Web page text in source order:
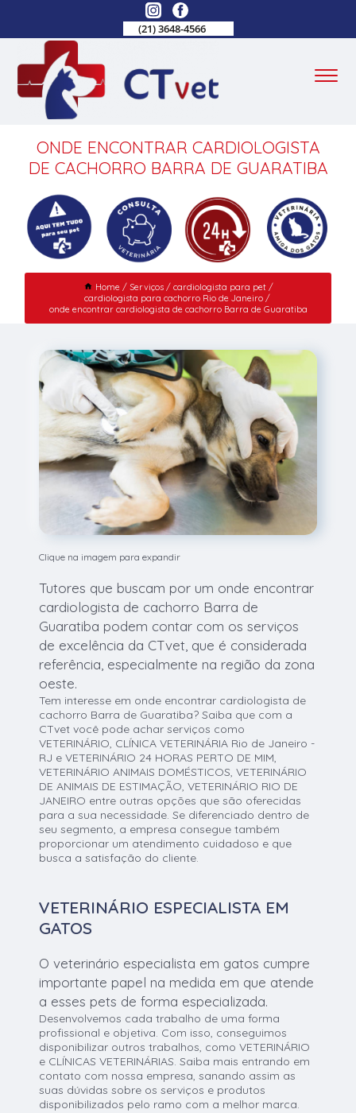
(21) 3648-4566
ONDE ENCONTRAR CARDIOLOGISTA
DE CACHORRO BARRA DE GUARATIBA
Home Serviços
cardiologista para pet
cardiologista para cachorro Rio de Janeiro
onde encontrar cardiologista de cachorro Barra de Guaratiba
Clique na imagem para expandir
Tutores que buscam por um onde encontrar
cardiologista de cachorro Barra de
Guaratiba podem contar com os serviços
de excelência da CTvet, que é considerada
referência, especialmente na região da zona
oeste.
Tem interesse em onde encontrar cardiologista de
cachorro Barra de Guaratiba? Saiba que com a
CTvet você pode achar serviços como
VETERINÁRIO, CLÍNICA VETERINÁRIA Rio de Janeiro -
RJ e VETERINÁRIO 24 HORAS PERTO DE MIM,
VETERINÁRIO ANIMAIS DOMÉSTICOS, VETERINÁRIO
DE ANIMAIS DE ESTIMAÇÃO, VETERINÁRIO RIO DE
JANEIRO entre outras opções que são oferecidas
para a sua necessidade. Se diferenciado dentro de
seu segmento, a empresa consegue também
proporcionar um atendimento cuidadoso e que
busca a satisfação do cliente.
VETERINÁRIO ESPECIALISTA EM
GATOS
O veterinário especialista em gatos cumpre
importante papel na medida em que atende
a esses pets de forma especializada.
Desenvolvemos cada trabalho de uma forma
profissional e objetiva. Com isso, conseguimos
disponibilizar outros trabalhos, como VETERINÁRIO
e CLÍNICAS VETERINÁRIAS. Saiba mais entrando em
contato com nossa empresa, sanando assim as
suas dúvidas sobre os serviços e produtos
disponibilizados pelo ramo com a melhor marca.